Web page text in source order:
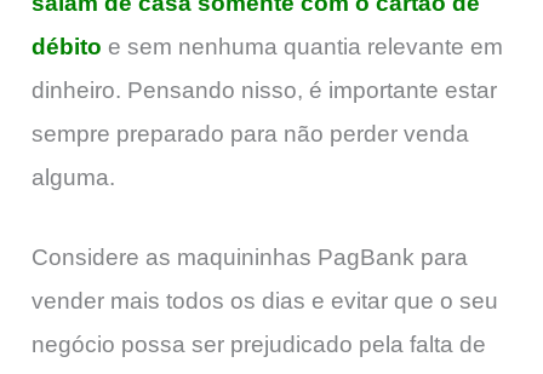
débito e sem nenhuma quantia relevante em
dinheiro. Pensando nisso, é importante estar
sempre preparado para não perder venda
alguma.
Considere as maquininhas PagBank para
vender mais todos os dias e evitar que o seu
negócio possa ser prejudicado pela falta de